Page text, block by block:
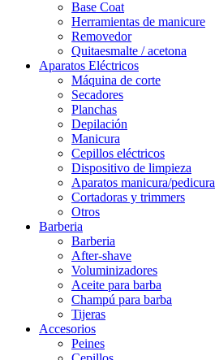
Base Coat
Herramientas de manicure
Removedor
Quitaesmalte / acetona
Aparatos Eléctricos
Máquina de corte
Secadores
Planchas
Depilación
Manicura
Cepillos eléctricos
Dispositivo de limpieza
Aparatos manicura/pedicura
Cortadoras y trimmers
Otros
Barberia
Barberia
After-shave
Voluminizadores
Aceite para barba
Champú para barba
Tijeras
Accesorios
Peines